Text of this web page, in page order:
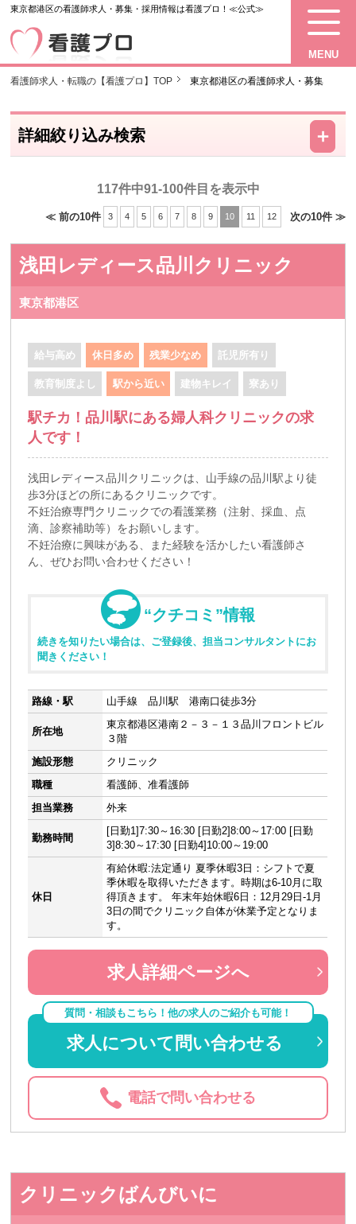
東京都港区の看護師求人・募集・採用情報は看護プロ！≪公式≫
MENU
看護師求人・転職の【看護プロ】TOP 東京都港区の看護師求人・募集
詳細絞り込み検索 －
＋
117件中91-100件目を表示中
≪ 前の10件 3 4 5 6 7 8 9 10 11 12 次の10件 ≫
浅田レディース品川クリニック
東京都港区
給与高め 休日多め 残業少なめ 託児所有り
教育制度よし 駅から近い 建物キレイ 寮あり
駅チカ！品川駅にある婦人科クリニックの求
人です！
浅田レディース品川クリニックは、山手線の品川駅より徒
歩3分ほどの所にあるクリニックです。
不妊治療専門クリニックでの看護業務（注射、採血、点
滴、診察補助等）をお願いします。
不妊治療に興味がある、また経験を活かしたい看護師さ
ん、ぜひお問い合わせください！
“クチコミ”情報
続きを知りたい場合は、ご登録後、担当コンサルタントにお
聞きください！
路線・駅 山手線 品川駅 港南口徒歩3分
所在地
東京都港区港南２－３－１３品川フロントビル
３階
施設形態
クリニック
職種
看護師、准看護師
担当業務
外来
勤務時間
[日勤1]7:30～16:30 [日勤2]8:00～17:00 [日勤
3]8:30～17:30 [日勤4]10:00～19:00
休日
有給休暇:法定通り 夏季休暇3日：シフトで夏
季休暇を取得いただきます。時期は6-10月に取
得頂きます。 年末年始休暇6日：12月29日-1月
3日の間でクリニック自体が休業予定となりま
す。
求人詳細ページへ
質問・相談もこちら！他の求人のご紹介も可能！
求人について問い合わせる
電話で問い合わせる
クリニックばんびいに